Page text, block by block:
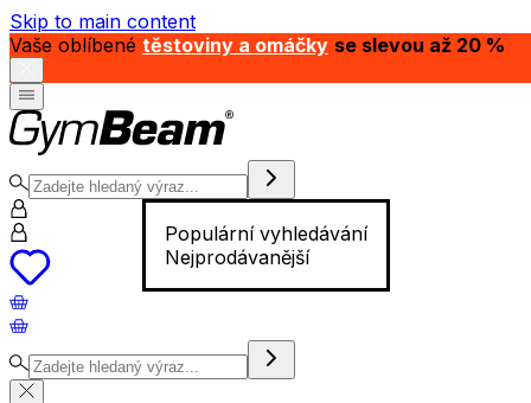
Skip to main content
Vaše oblíbené těstoviny a omáčky se slevou až 20 %
Populární vyhledávání
Nejprodávanější